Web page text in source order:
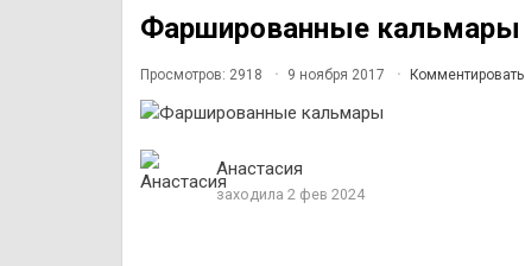
Фаршированные кальмары
Просмотров: 2918 9 ноября 2017 Комментировать
Анастасия
заходила 2 фев 2024